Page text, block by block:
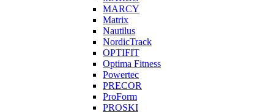
MARCY
Matrix
Nautilus
NordicTrack
OPTIFIT
Optima Fitness
Powertec
PRECOR
ProForm
PROSKI